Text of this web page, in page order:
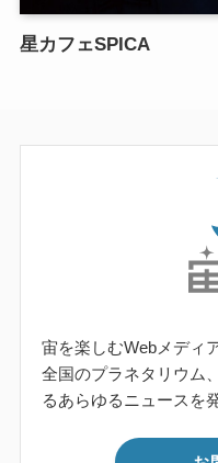
星カフェSPICA
宙を楽しむWebメディ
全国のプラネタリウム
るあらゆるニュースを